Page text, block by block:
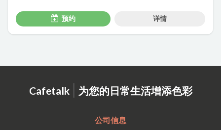
预约 详情
Cafetalk | 为您的日常生活增添色彩
公司信息